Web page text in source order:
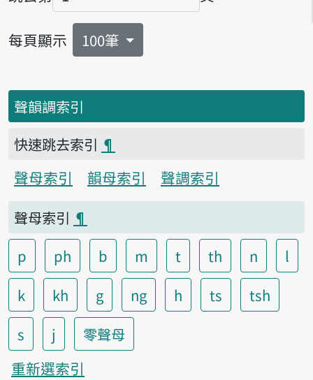
頁碼
每頁顯示 100筆
聲韻調索引
快速跳去索引 ¶
聲母索引
韻母索引
聲調索引
聲母索引 ¶
p
ph b m t th n
l
k
kh g ng h ts
tsh
s
j
零聲母
重新選索引